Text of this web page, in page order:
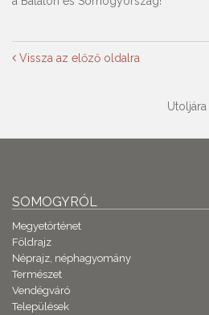
Vissza az előző oldalra
Utoljára
SOMOGYRÓL
Megyetörténet
Földrajz
Néprajz, néphagyomány
Természet
Vendégváró
Települések